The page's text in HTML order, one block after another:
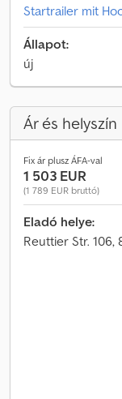
Startrailer mit
Állapot:
új
Ár és helyszín
Fix ár plusz ÁFA-val
1 503 EUR
(1 789 EUR bruttó)
Eladó helye:
Reuttier Str. 106,